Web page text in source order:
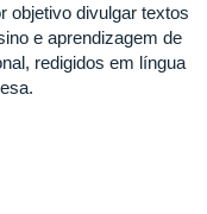
objetivo divulgar textos
e aprendizagem de
redigidos em língua